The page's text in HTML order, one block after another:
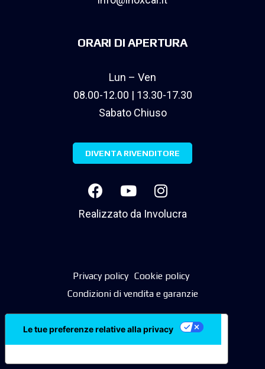
ORARI DI APERTURA
Lun – Ven
08.00-12.00 | 13.30-17.30
Sabato Chiuso
DIVENTA RIVENDITORE
Realizzato da Involucra
Privacy policy Cookie policy
Condizioni di vendita e garanzie
Le tue preferenze relative alla privacy